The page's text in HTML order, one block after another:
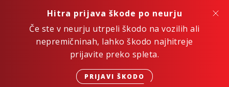
Hitra prijava škode po neurju
Če ste v neurju utrpeli škodo na vozilih ali
nepremičninah, lahko škodo najhitreje
prijavite preko spleta.
PRIJAVI ŠKODO